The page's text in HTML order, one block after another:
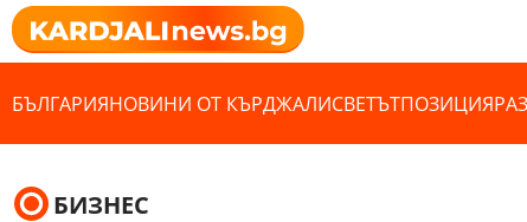
БЪЛГАРИЯНОВИНИ ОТ КЪРДЖАЛИСВЕТЪТПОЗИЦИЯ
БИЗНЕС